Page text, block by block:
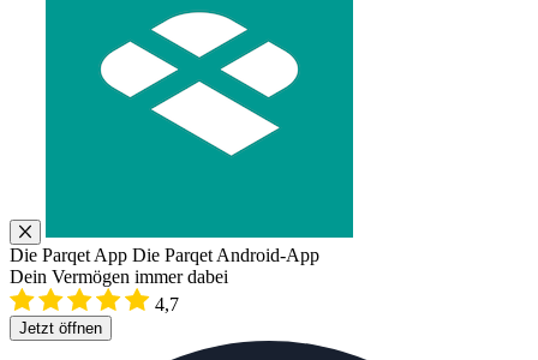
Die Parqet App Die Parqet Android-App
Dein Vermögen immer dabei
4,7
Jetzt öffnen